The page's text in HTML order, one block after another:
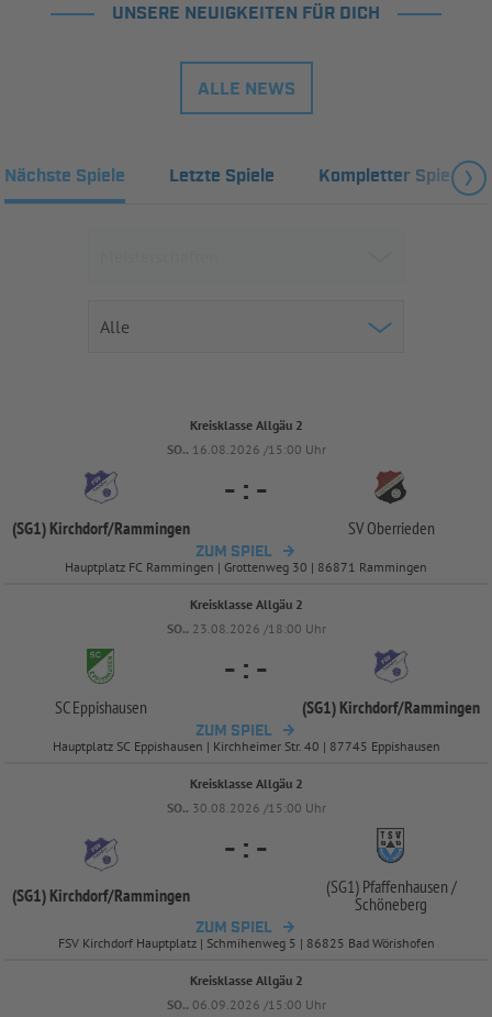
UNSERE NEUIGKEITEN FÜR DICH
ALLE NEWS
Nächste Spiele Letzte Spiele Kompletter Spielplan
Kreisklasse Allgäu 2
SO.. 16.08.2026 /15:00 Uhr
(SG1) Kirchdorf/Rammingen
- : -
SV Oberrieden
ZUM SPIEL
Hauptplatz FC Rammingen | Grottenweg 30 | 86871 Rammingen
Kreisklasse Allgäu 2
SO.. 23.08.2026 /18:00 Uhr
SC Eppishausen
- : -
(SG1) Kirchdorf/Rammingen
ZUM SPIEL
Hauptplatz SC Eppishausen | Kirchheimer Str. 40 | 87745 Eppishausen
Kreisklasse Allgäu 2
SO.. 30.08.2026 /15:00 Uhr
(SG1) Kirchdorf/Rammingen
- : -
(SG1) Pfaffenhausen /
Schöneberg
ZUM SPIEL
FSV Kirchdorf Hauptplatz | Schmihenweg 5 | 86825 Bad Wörishofen
Kreisklasse Allgäu 2
SO.. 06.09.2026 /15:00 Uhr